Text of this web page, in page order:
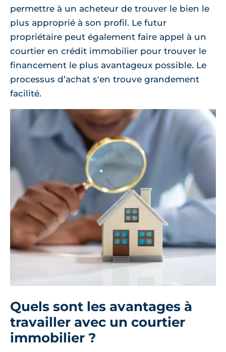
permettre à un acheteur de trouver le bien le
plus approprié à son profil. Le futur
propriétaire peut également faire appel à un
courtier en crédit immobilier pour trouver le
financement le plus avantageux possible. Le
processus d’achat s'en trouve grandement
facilité.
Quels sont les avantages à
travailler avec un courtier
immobilier ?